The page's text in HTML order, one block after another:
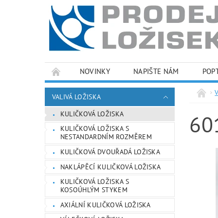
NOVINKY NAPIŠTE NÁM
PODMÍNKY OCHRANY OSOBNÍCH ÚDAJŮ
VALIVÁ LOŽISKA
KULIČKOVÁ LOŽISKA
KULIČKOVÁ LOŽISKA S
NESTANDARDNÍM ROZMĚREM
KULIČKOVÁ DVOUŘADÁ LOŽISKA
NAKLÁPĚCÍ KULIČKOVÁ LOŽISKA
KULIČKOVÁ LOŽISKA S
KOSOÚHLÝM STYKEM
AXIÁLNÍ KULIČKOVÁ LOŽISKA